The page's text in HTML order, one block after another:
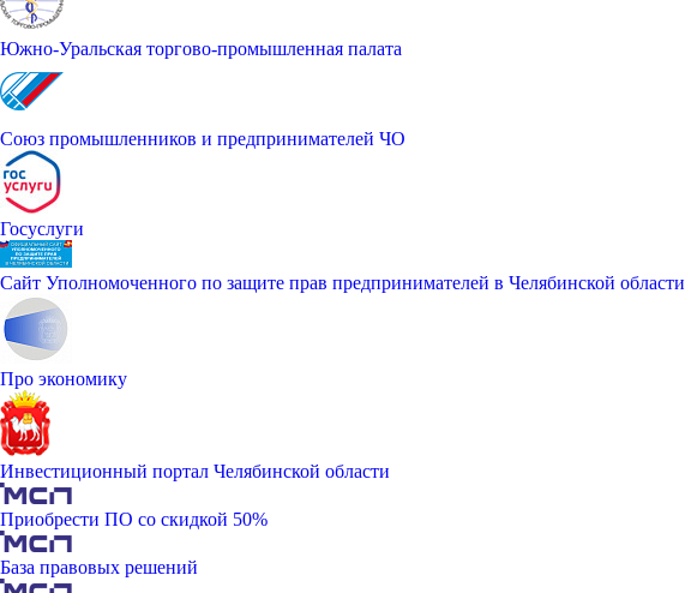
Южно-Уральская торгово-промышленная палата
Союз промышленников и предпринимателей ЧО
Госуслуги
Сайт Уполномоченного по защите прав предпринимателей в Челябинской области
Про экономику
Инвестиционный портал Челябинской области
Приобрести ПО со скидкой 50%
База правовых решений